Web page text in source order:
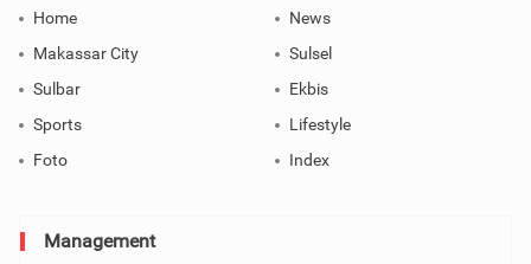
Home
News
Makassar City
Sulsel
Sulbar
Ekbis
Sports
Lifestyle
Foto
Index
Management